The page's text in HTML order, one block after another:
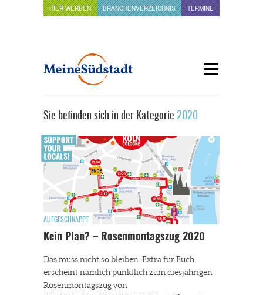
HIER WERBEN BRANCHENVERZEICHNIS TERMINE
Sie befinden sich in der Kategorie 2020
AUFGESCHNAPPT
Kein Plan? – Rosenmontagszug 2020
Das muss nicht so bleiben. Extra für Euch
erscheint nämlich pünktlich zum diesjährigen
Rosenmontagszug von